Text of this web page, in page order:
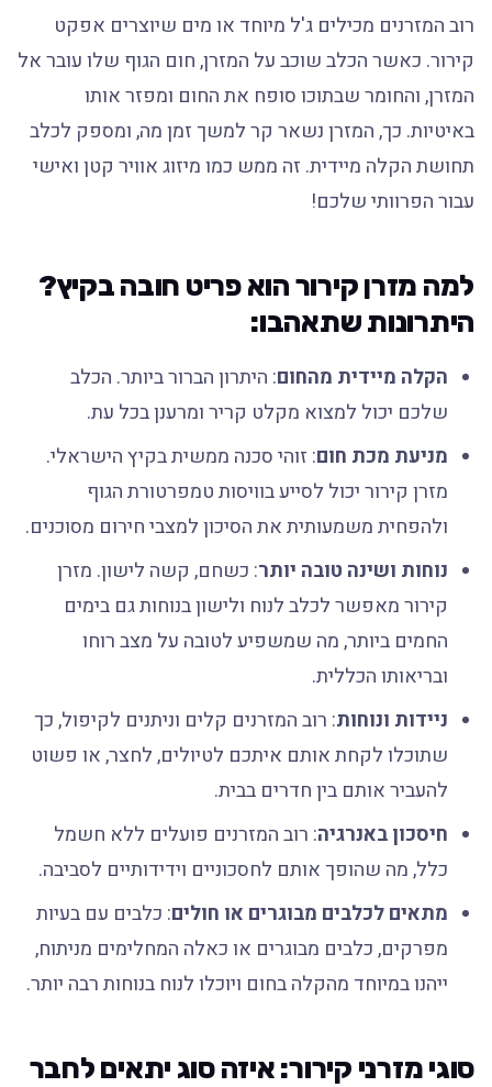
רוב המזרנים מכילים ג'ל מיוחד או מים שיוצרים אפקט
קירור. כאשר הכלב שוכב על המזרן, חום הגוף שלו עובר אל
המזרן, והחומר שבתוכו סופח את החום ומפזר אותו
באיטיות. כך, המזרן נשאר קר למשך זמן מה, ומספק לכלב
תחושת הקלה מיידית. זה ממש כמו מיזוג אוויר קטן ואישי
עבור הפרוותי שלכם!
למה מזרן קירור הוא פריט חובה בקיץ?
היתרונות שתאהבו:
הקלה מיידית מהחום: היתרון הברור ביותר. הכלב
שלכם יכול למצוא מקלט קריר ומרענן בכל עת.
מניעת מכת חום: זוהי סכנה ממשית בקיץ הישראלי.
מזרן קירור יכול לסייע בוויסות טמפרטורת הגוף
ולהפחית משמעותית את הסיכון למצבי חירום מסוכנים.
נוחות ושינה טובה יותר: כשחם, קשה לישון. מזרן
קירור מאפשר לכלב לנוח ולישון בנוחות גם בימים
החמים ביותר, מה שמשפיע לטובה על מצב רוחו
ובריאותו הכללית.
ניידות ונוחות: רוב המזרנים קלים וניתנים לקיפול, כך
שתוכלו לקחת אותם איתכם לטיולים, לחצר, או פשוט
להעביר אותם בין חדרים בבית.
חיסכון באנרגיה: רוב המזרנים פועלים ללא חשמל
כלל, מה שהופך אותם לחסכוניים וידידותיים לסביבה.
מתאים לכלבים מבוגרים או חולים: כלבים עם בעיות
מפרקים, כלבים מבוגרים או כאלה המחלימים מניתוח,
ייהנו במיוחד מהקלה בחום ויוכלו לנוח בנוחות רבה יותר.
סוגי מזרני קירור: איזה סוג יתאים לחבר